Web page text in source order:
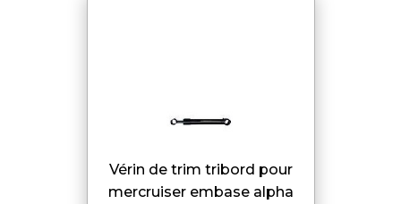
vérin de trim tribord pour
mercruiser embase alpha